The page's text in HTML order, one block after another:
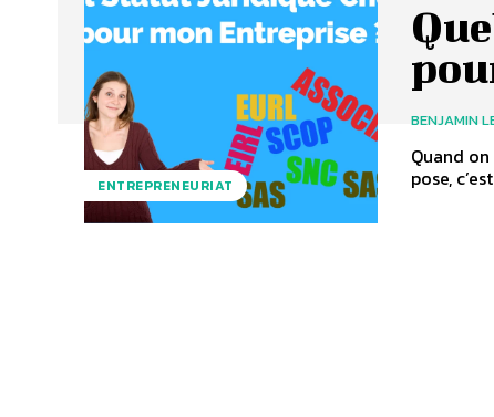
ENTREPRENEURIAT
BENJAMIN
Quand
pose,